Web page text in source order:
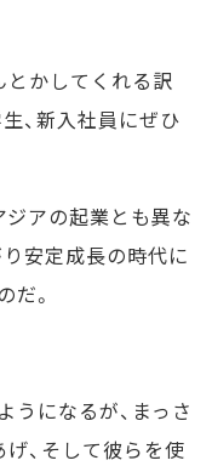
とかしてくれる訳
、新入社員にぜひ
アの起業とも異な
安定成長の時代に
。
になるが、まっさ
、そして彼らを使